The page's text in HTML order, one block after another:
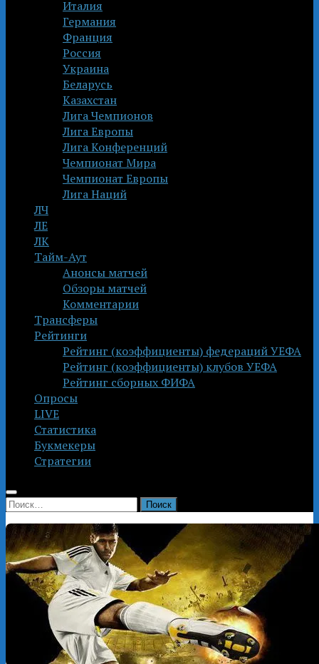
Италия
Германия
Франция
Россия
Украина
Беларусь
Казахстан
Лига Чемпионов
Лига Европы
Лига Конференций
Чемпионат Мира
Чемпионат Европы
Лига Наций
ЛЧ
ЛЕ
ЛК
Тайм-Аут
Анонсы матчей
Обзоры матчей
Комментарии
Трансферы
Рейтинги
Рейтинг (коэффициенты) федераций УЕФА
Рейтинг (коэффициенты) клубов УЕФА
Рейтинг сборных ФИФА
Опросы
LIVE
Статистика
Букмекеры
Стратегии
Найти: